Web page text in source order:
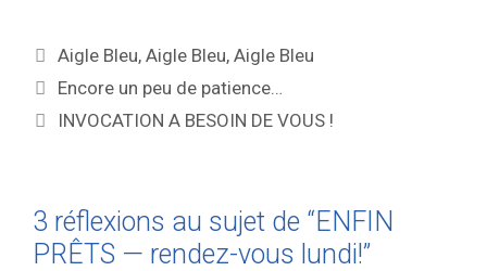
Aigle Bleu,Aigle Bleu,Aigle Bleu
Encore un peu de patience…
INVOCATION A BESOIN DE VOUS !
3 réflexions au sujet de “ENFIN
PRÊTS — rendez-vous lundi!”